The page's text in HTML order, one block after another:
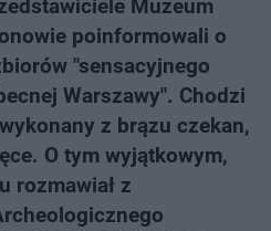
Muzeum
poinformowali o
"sensacyjnego
Warszawy". Chodzi
z brązu czekan,
O tym wyjątkowym,
rozmawiał z